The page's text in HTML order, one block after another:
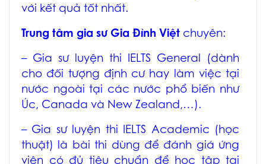
với kết quả tốt nhất.
Trung tâm gia sư Gia Đình Việt chuyên:
– Gia sư luyện thi IELTS General (dành
cho đối tượng định cư hay làm việc tại
nước ngoài tại các nước phổ biến như
Úc, Canada và New Zealand,…).
– Gia sư luyện thi IELTS Academic (học
thuật) là bài thi dùng để đánh giá ứng
viên có đủ tiêu chuẩn để học tập tại